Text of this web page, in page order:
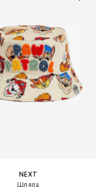
NEXT
Шляпа